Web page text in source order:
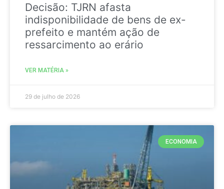
Decisão: TJRN afasta
indisponibilidade de bens de ex-
prefeito e mantém ação de
ressarcimento ao erário
VER MATÉRIA »
29 de julho de 2026
ECONOMIA